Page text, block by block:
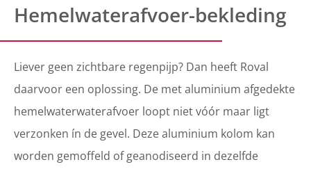
Hemelwaterafvoer-bekleding
Liever geen zichtbare regenpijp? Dan heeft Roval
daarvoor een oplossing. De met aluminium afgedekte
hemelwaterwaterafvoer loopt niet vóór maar ligt
verzonken ín de gevel. Deze aluminium kolom kan
worden gemoffeld of geanodiseerd in dezelfde